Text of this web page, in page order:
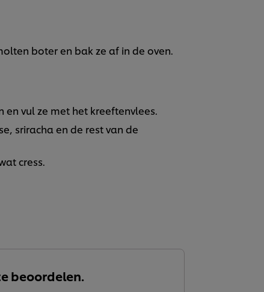
boter en bak ze af in de oven.
vul ze met het kreeftenvlees.
sriracha en de rest van de
cress.
beoordelen.